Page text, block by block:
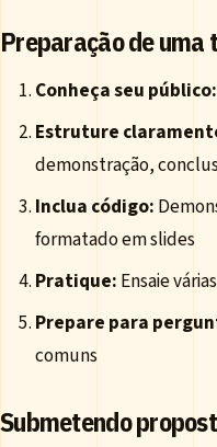
Preparação de uma
Conheça seu público:
Estruture
demonstração,
Inclua código:
formatado em slides
Pratique: Ensaie
Prepare para
comuns
Submetendo